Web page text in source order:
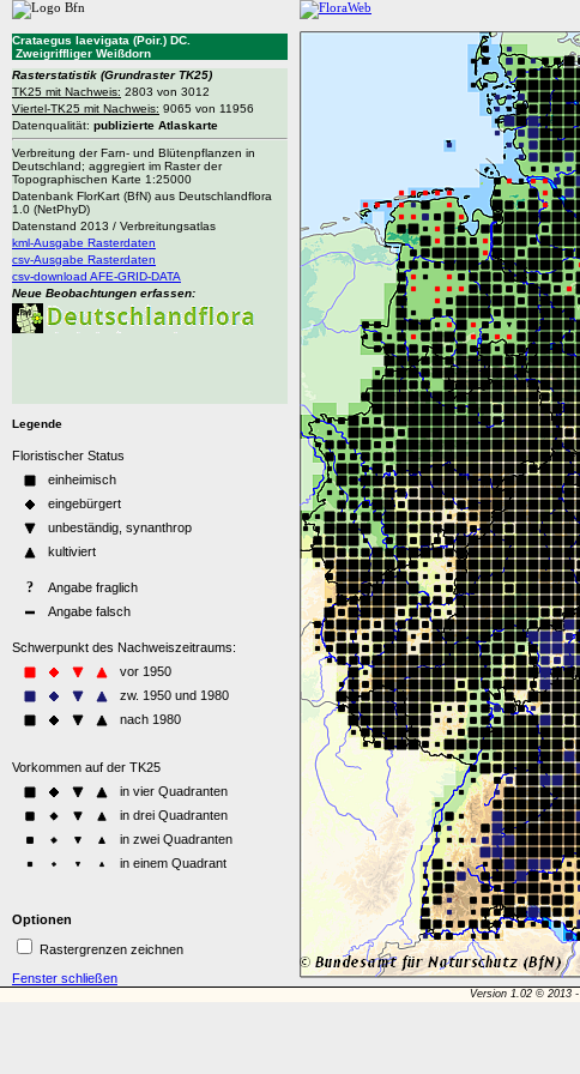
Crataegus laevigata (Poir.) DC.
Zweigriffliger Weißdorn
Rasterstatistik (Grundraster TK25)
TK25 mit Nachweis: 2803 von 3012
Viertel-TK25 mit Nachweis: 9065 von 11956
Datenqualität: publizierte Atlaskarte
Verbreitung der Farn- und Blütenpflanzen in
Deutschland; aggregiert im Raster der
Topographischen Karte 1:25000
Datenbank FlorKart (BfN) aus Deutschlandflora
1.0 (NetPhyD)
Datenstand 2013 / Verbreitungsatlas
kml-Ausgabe Rasterdaten
csv-Ausgabe Rasterdaten
csv-download AFE-GRID-DATA
Neue Beobachtungen erfassen:
Legende
Optionen
Rastergrenzen zeichnen
Fenster schließen
Version 1.02 © 2013 -